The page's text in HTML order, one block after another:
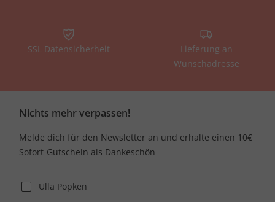
SSL Datensicherheit
Lieferung an
Wunschadresse
Nichts mehr verpassen!
Melde dich für den Newsletter an und erhalte einen 10€
Sofort-Gutschein als Dankeschön
Ulla Popken